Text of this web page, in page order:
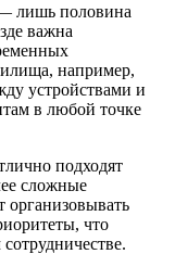
— лишь половина
важна
например,
устройствами и
в любой точке
подходят
сложные
что